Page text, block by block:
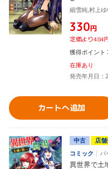
細雪純,村上
¥330円
定価より484
獲得ポイント
在庫あり
発売年月日：
カートへ追加
中古
店
コミック
バ
異世界で土